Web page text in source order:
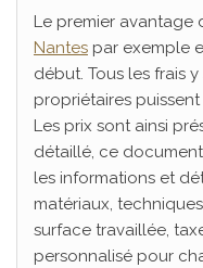
Le premier avantage
Nantes par exemple
début. Tous les frais
propriétaires
Les prix sont ainsi
détaillé, ce
les informations et
matériaux,
surface travaillée,
personnalisé pour